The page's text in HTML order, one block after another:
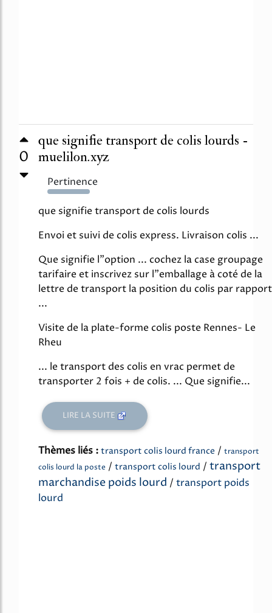
0
que signifie transport de colis lourds -
muelilon.xyz
Pertinence
308%
que signifie transport de colis lourds
Envoi et suivi de colis express. Livraison colis ...
Que signifie l"option ... cochez la case groupage
tarifaire et inscrivez sur l"emballage à coté de la
lettre de transport la position du colis par rapport
...
Visite de la plate-forme colis poste Rennes- Le
Rheu
... le transport des colis en vrac permet de
transporter 2 fois + de colis. ... Que signifie...
LIRE LA SUITE
Thèmes liés : transport colis lourd france / transport
colis lourd la poste / transport colis lourd / transport
marchandise poids lourd / transport poids
lourd